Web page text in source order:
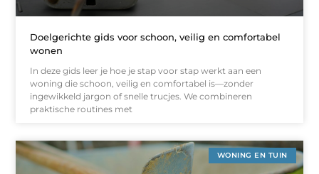
Doelgerichte gids voor schoon, veilig en comfortabel
wonen
In deze gids leer je hoe je stap voor stap werkt aan een
woning die schoon, veilig en comfortabel is—zonder
ingewikkeld jargon of snelle trucjes. We combineren
praktische routines met
WONING EN TUIN